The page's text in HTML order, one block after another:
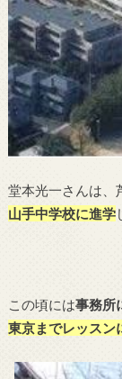
堂本光一さんは、
山手中学校に進学
この頃には事務所
東京までレッスン